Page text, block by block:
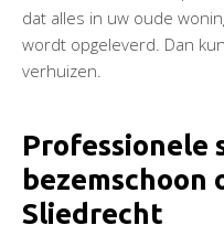
dat alles in uw oude
wordt opgeleverd. Dan
verhuizen.
Professionele
bezemschoon
Sliedrecht